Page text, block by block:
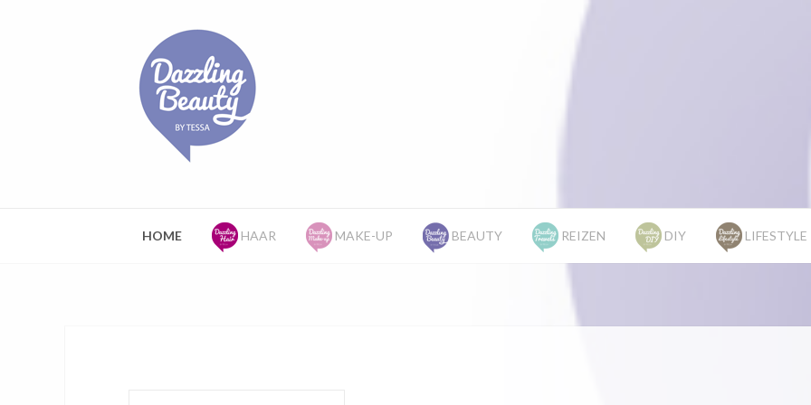
HOME HAAR MAKE-UP BEAUTY REIZEN DIY LIFESTYLE